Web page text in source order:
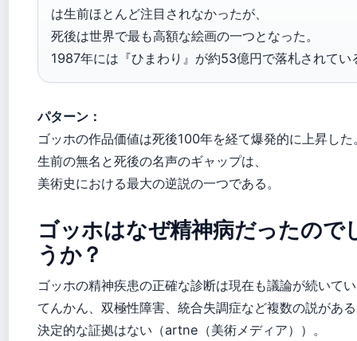
は生前ほとんど注目されなかったが、
死後は世界で最も高額な絵画の一つとなった。
1987年には『ひまわり』が約53億円で落札されてい
パターン：
ゴッホの作品価値は死後100年を経て爆発的に上昇した
生前の無名と死後の名声のギャップは、
美術史における最大の逆説の一つである。
ゴッホはなぜ精神病だったので
うか？
ゴッホの精神疾患の正確な診断は現在も議論が続いて
てんかん、双極性障害、統合失調症など複数の説があ
決定的な証拠はない（artne（美術メディア））。